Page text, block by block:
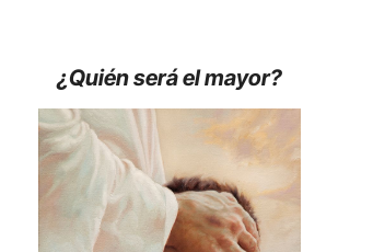
¿Quién será el mayor?